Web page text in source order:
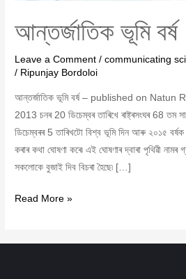
আন্তৰ্জাতিক ভূমি বৰ্ষ
Leave a Comment /communicating
/ Ripunjay Bordoloi
আন্তৰ্জাতিক ভূমি বৰ্ষ – published on
2013 চনৰ 20 ডিচেম্বৰ তাৰিখে ৰাষ্ট্ৰসংঘৰ 68 তম
ডিচেম্বৰৰ 5 তাৰিখটো বিশ্ব ভূমি দিন আৰু ২০১৫ বৰ্ষক
কৰাৰ কথা ঘোষণা কৰে৷ এই ঘোষণাৰ দ্বাৰা পৃথিৱী
সকলোকে বুজাই দিব বিচৰা হৈছে৷ […]
Read More »